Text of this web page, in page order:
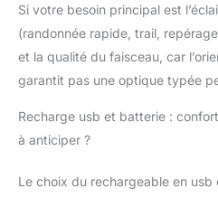
Si votre besoin principal est
(randonnée rapide, trail,
et la qualité du faisceau, car
garantit pas une optique typée
Recharge usb et batterie :
à anticiper ?
Le choix du rechargeable en